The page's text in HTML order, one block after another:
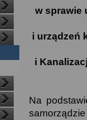
w sprawie
i urządzeń
i
Na